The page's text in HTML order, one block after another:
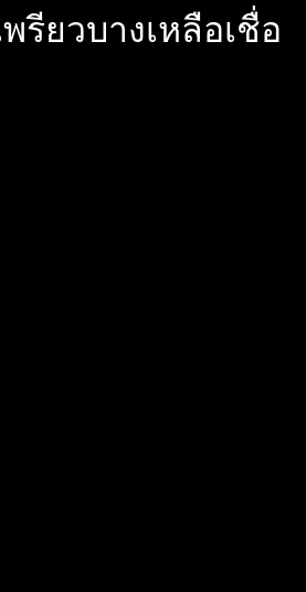
รียวบางเหลือเชื่อ